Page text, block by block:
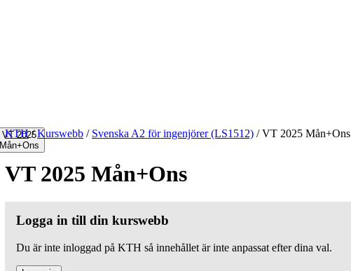
VT 2025
Mån+Ons
KTH / Kurswebb / Svenska A2 för ingenjörer (LS1512) /VT 2025 Mån+Ons
VT 2025 Mån+Ons
Logga in till din kurswebb
Du är inte inloggad på KTH så innehållet är inte anpassat efter dina val.